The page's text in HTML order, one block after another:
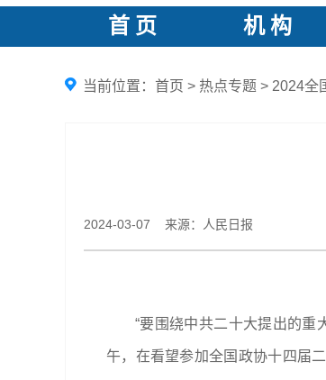
首 页 机 构
当前位置： 首页 > 热点专题 > 2024全
2024-03-07 来源：人民日报
“要围绕中共二十大提出的重
午，在看望参加全国政协十四届